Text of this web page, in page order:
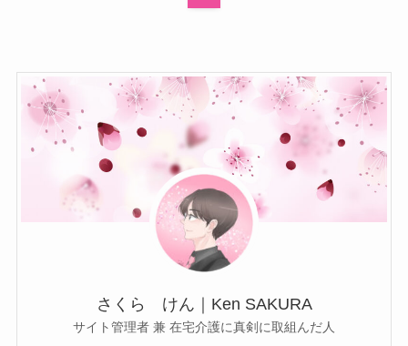
さくら けん｜Ken SAKURA
サイト管理者 兼 在宅介護に真剣に取組んだ人